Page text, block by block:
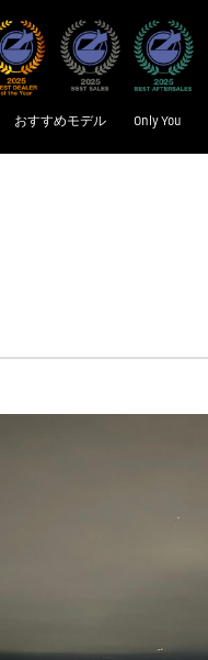
おすすめモデル Only You